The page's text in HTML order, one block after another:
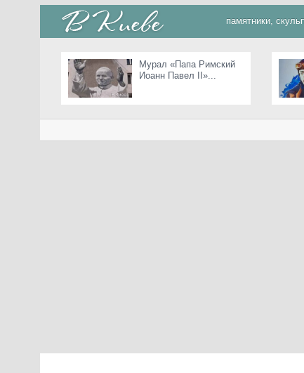
памятники,
Мурал «Папа Римский
Иоанн Павел II»...